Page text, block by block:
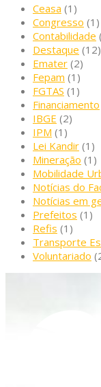
Ceasa (1)
Congresso (1)
Contabilidade
Destaque (12)
Emater (2)
Fepam (1)
FGTAS (1)
Financiamento
IBGE (2)
IPM (1)
Lei Kandir (1)
Mineração (1)
Mobilidade
Notícias do
Notícias em
Prefeitos (1)
Refis (1)
Transporte
Voluntariado